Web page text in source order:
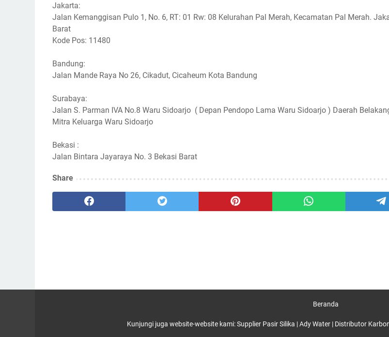
Jakarta:
Jalan Kemanggisan Pulo 1, No. 6, RT: 01 Rw: 08 Kelurahan Pal Merah, Kecamatan Pal Merah.
Barat
Kode Pos: 11480
Bandung:
Jalan Mande Raya No 26, Cikadut, Cicaheum Kota Bandung
Surabaya:
Jalan S. Parman IVA No.8 Waru Sidoarjo ( Depan Pendopo Lama Waru Sidoarjo ) Daerah
Mitra Keluarga Waru Sidoarjo
Bekasi :
Jalan Bintara Jayaraya No. 3 Bekasi Barat
Share
Beranda
Kunjungi juga website-website kami:Supplier Pasir Silika |Ady Water | Distributor